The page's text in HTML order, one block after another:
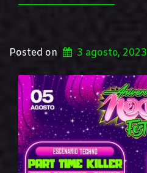
Posted on 3 agosto, 2023